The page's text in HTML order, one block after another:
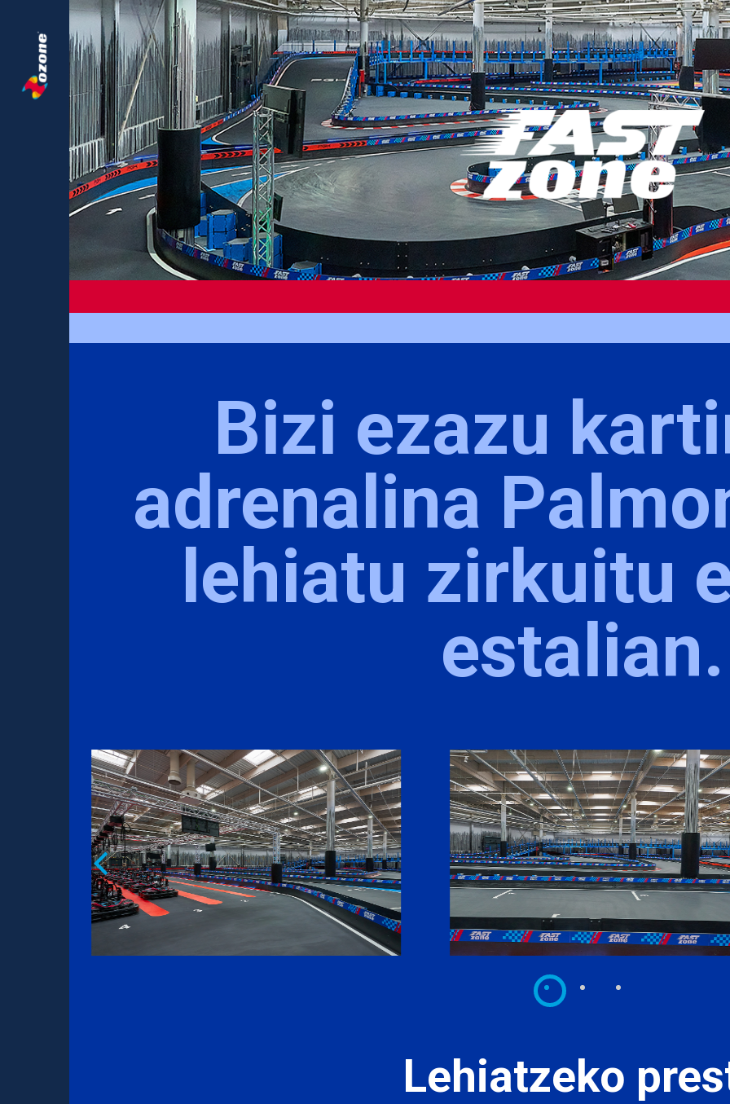
Bizi ezazu
adrenalina
lehiatu zirkuitu
estalian.
Lehiatzeko